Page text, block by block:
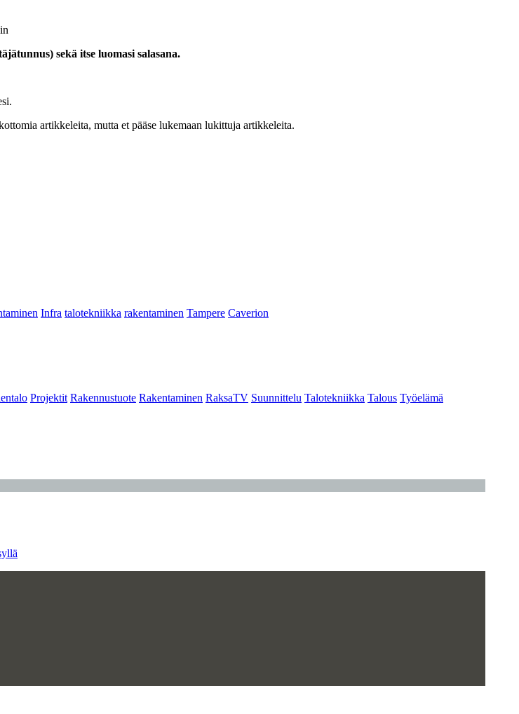
sekä itse luomasi salasana.
artikkeleita, mutta et pääse lukemaan lukittuja artikkeleita.
Infra talotekniikka rakentaminen Tampere Caverion
Projektit Rakennustuote Rakentaminen RaksaTV Suunnittelu Talotekniikka Talous Työelämä